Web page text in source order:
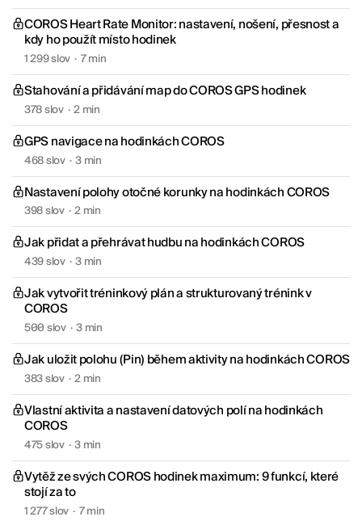
COROS Heart Rate Monitor: nastavení, nošení, přesnost a
kdy ho použít místo hodinek
1 299 slov · 7 min
Stahování a přidávání map do COROS GPS hodinek
378 slov · 2 min
GPS navigace na hodinkách COROS
468 slov · 3 min
Nastavení polohy otočné korunky na hodinkách COROS
398 slov · 2 min
Jak přidat a přehrávat hudbu na hodinkách COROS
439 slov · 3 min
Jak vytvořit tréninkový plán a strukturovaný trénink v
COROS
500 slov · 3 min
Jak uložit polohu (Pin) během aktivity na hodinkách COROS
383 slov · 2 min
Vlastní aktivita a nastavení datových polí na hodinkách
COROS
475 slov · 3 min
Vytěž ze svých COROS hodinek maximum: 9 funkcí, které
stojí za to
1 277 slov · 7 min